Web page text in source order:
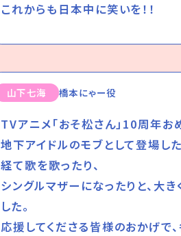
これからも日本中に笑いを！！
山下七海 橋本にゃー役
TVアニメ「おそ松さん」10周年お
地下アイドルのモブとして登場し
経て歌を歌ったり、
シングルマザーになったりと、大
した。
応援してくださる皆様のおかげで